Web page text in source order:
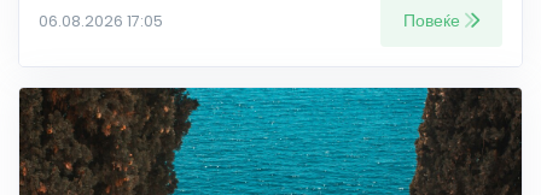
06.08.2026 17:05 Повеќе